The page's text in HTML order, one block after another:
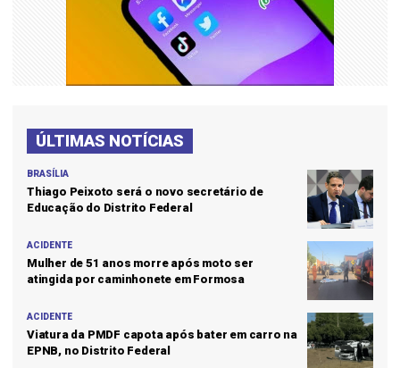
ÚLTIMAS NOTÍCIAS
BRASÍLIA
Thiago Peixoto será o novo secretário de
Educação do Distrito Federal
ACIDENTE
Mulher de 51 anos morre após moto ser
atingida por caminhonete em Formosa
ACIDENTE
Viatura da PMDF capota após bater em carro na
EPNB, no Distrito Federal